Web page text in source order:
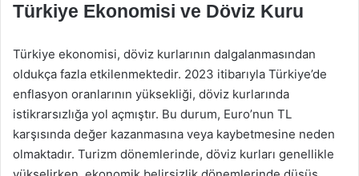
Türkiye Ekonomisi ve Döviz Kuru
Türkiye ekonomisi, döviz kurlarının dalgalanmasından
oldukça fazla etkilenmektedir. 2023 itibarıyla Türkiye’de
enflasyon oranlarının yüksekliği, döviz kurlarında
istikrarsızlığa yol açmıştır. Bu durum, Euro’nun TL
karşısında değer kazanmasına veya kaybetmesine neden
olmaktadır. Turizm dönemlerinde, döviz kurları genellikle